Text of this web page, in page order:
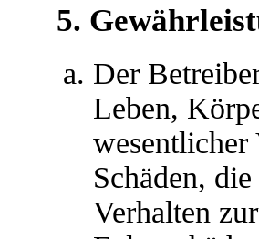
5.
Der
Leben,
Schäden,
Verhalten